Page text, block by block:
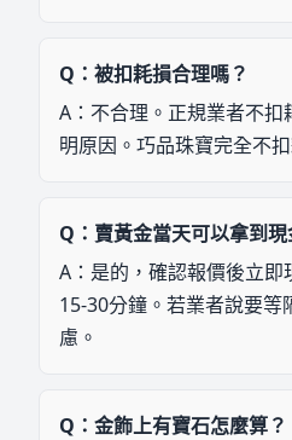
Q： 被扣耗損合理嗎？
A： 不合理。正規業者不
明原因。巧品珠寶完全不扣
Q： 賣黃金當天可以拿到現
A： 是的，確認報價後立
15-30分鐘。若業者說要等
慮。
Q： 金飾上有寶石怎麼算？